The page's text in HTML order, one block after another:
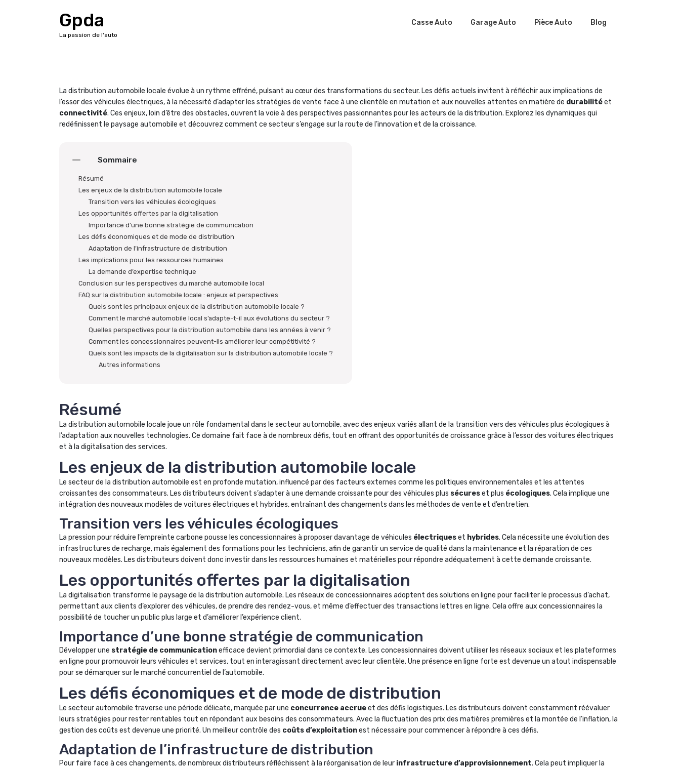
Gpda
La passion de l'auto
Casse Auto Garage Auto Pièce Auto Blog
La distribution automobile locale évolue à un rythme effréné, pulsant au cœur des transformations du secteur. Les défis actuels invitent à réfléchir aux implications de
l’essor des véhicules électriques, à la nécessité d’adapter les stratégies de vente face à une clientèle en mutation et aux nouvelles attentes en matière de durabilitéet
connectivité. Ces enjeux, loin d’être des obstacles, ouvrent la voie à des perspectives passionnantes pour les acteurs de la distribution. Explorez les dynamiques qui
redéfinissent le paysage automobile et découvrez comment ce secteur s’engage sur la route de l’innovation et de la croissance.
Sommaire
Résumé
Les enjeux de la distribution automobile locale
Transition vers les véhicules écologiques
Les opportunités offertes par la digitalisation
Importance d’une bonne stratégie de communication
Les défis économiques et de mode de distribution
Adaptation de l’infrastructure de distribution
Les implications pour les ressources humaines
La demande d’expertise technique
Conclusion sur les perspectives du marché automobile local
FAQ sur la distribution automobile locale : enjeux et perspectives
Quels sont les principaux enjeux de la distribution automobile locale ?
Comment le marché automobile local s’adapte-t-il aux évolutions du secteur ?
Quelles perspectives pour la distribution automobile dans les années à venir ?
Comment les concessionnaires peuvent-ils améliorer leur compétitivité ?
Quels sont les impacts de la digitalisation sur la distribution automobile locale ?
Autres informations
Résumé
La distribution automobile locale joue un rôle fondamental dans le secteur automobile, avec des enjeux variés allant de la transition vers des véhicules plus écologiques à
l’adaptation aux nouvelles technologies. Ce domaine fait face à de nombreux défis, tout en offrant des opportunités de croissance grâce à l’essor des voitures électriques
et à la digitalisation des services.
Les enjeux de la distribution automobile locale
Le secteur de la distribution automobile est en profonde mutation, influencé par des facteurs externes comme les politiques environnementales et les attentes
croissantes des consommateurs. Les distributeurs doivent s’adapter à une demande croissante pour des véhicules plus sécureset plus écologiques. Cela implique une
intégration des nouveaux modèles de voitures électriques et hybrides, entraînant des changements dans les méthodes de vente et d’entretien.
Transition vers les véhicules écologiques
La pression pour réduire l’empreinte carbone pousse les concessionnaires à proposer davantage de véhicules électriqueset hybrides. Cela nécessite une évolution des
infrastructures de recharge, mais également des formations pour les techniciens, afin de garantir un service de qualité dans la maintenance et la réparation de ces
nouveaux modèles. Les distributeurs doivent donc investir dans les ressources humaines et matérielles pour répondre adéquatement à cette demande croissante.
Les opportunités offertes par la digitalisation
La digitalisation transforme le paysage de la distribution automobile. Les réseaux de concessionnaires adoptent des solutions en ligne pour faciliter le processus d’achat,
permettant aux clients d’explorer des véhicules, de prendre des rendez-vous, et même d’effectuer des transactions lettres en ligne. Cela offre aux concessionnaires la
possibilité de toucher un public plus large et d’améliorer l’expérience client.
Importance d’une bonne stratégie de communication
Développer une stratégie de communicationefficace devient primordial dans ce contexte. Les concessionnaires doivent utiliser les réseaux sociaux et les plateformes
en ligne pour promouvoir leurs véhicules et services, tout en interagissant directement avec leur clientèle. Une présence en ligne forte est devenue un atout indispensable
pour se démarquer sur le marché concurrentiel de l’automobile.
Les défis économiques et de mode de distribution
Le secteur automobile traverse une période délicate, marquée par une concurrence accrueet des défis logistiques. Les distributeurs doivent constamment réévaluer
leurs stratégies pour rester rentables tout en répondant aux besoins des consommateurs. Avec la fluctuation des prix des matières premières et la montée de l’inflation, la
gestion des coûts est devenue une priorité. Un meilleur contrôle des coûts d’exploitationest nécessaire pour commencer à répondre à ces défis.
Adaptation de l’infrastructure de distribution
Pour faire face à ces changements, de nombreux distributeurs réfléchissent à la réorganisation de leur infrastructure d’approvisionnement. Cela peut impliquer la